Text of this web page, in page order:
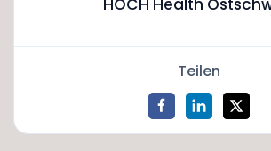
HOCH Health
Teilen